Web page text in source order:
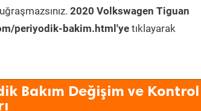
2020 Volkswagen Tiguan
periyodik-bakim.html'ye tıklayarak
Bakım Değişim ve Kontrol